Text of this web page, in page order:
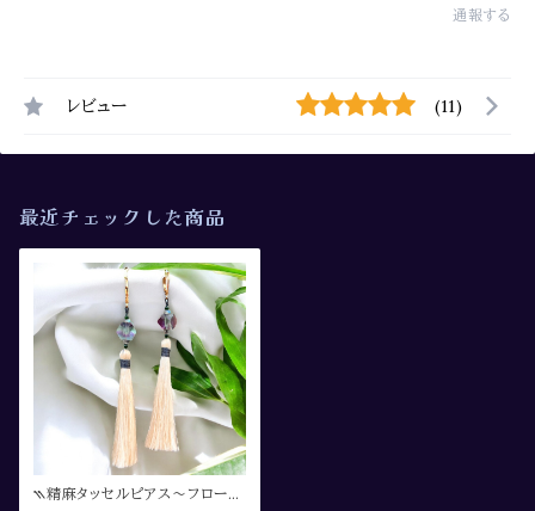
通報する
レビュー (11)
最近チェックした商品
⳹精麻タッセルピアス〜フローラ